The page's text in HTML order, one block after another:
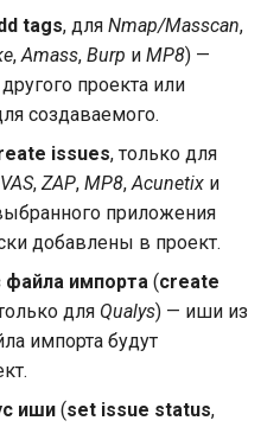
tags, для Nmap/Masscan,
,Amass, Burp и MP8) —
проекта или
создаваемого.
issues, только для
, ZAP, MP8,Acunetix и
приложения
добавлены в проект.
импорта (create
для Qualys) — иши из
импорта будут
иши (set issue status,